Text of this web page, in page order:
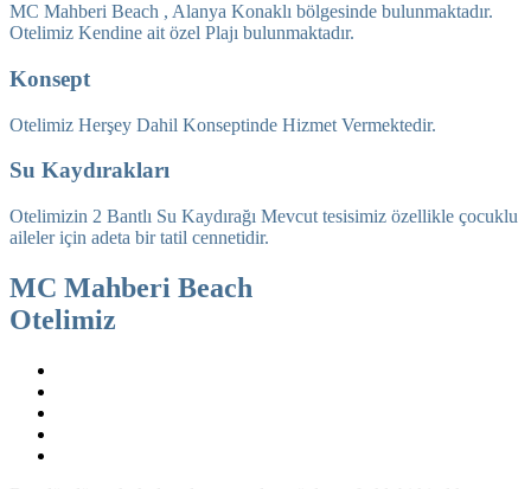
MC Mahberi Beach , Alanya Konaklı bölgesinde bulunmaktadır.
Otelimiz Kendine ait özel Plajı bulunmaktadır.
Konsept
Otelimiz Herşey Dahil Konseptinde Hizmet Vermektedir.
Su Kaydırakları
Otelimizin 2 Bantlı Su Kaydırağı Mevcut tesisimiz özellikle çocuklu
aileler için adeta bir tatil cennetidir.
MC Mahberi Beach
Otelimiz